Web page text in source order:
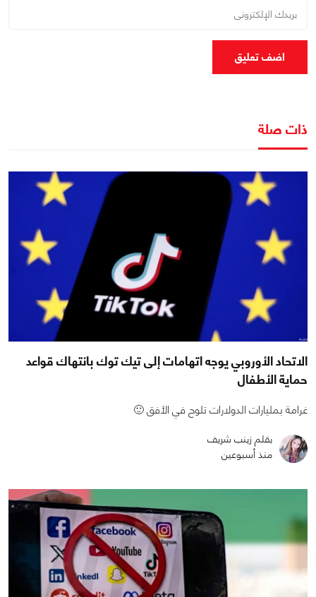
اضف تعليق
ذات صلة
الاتحاد الأوروبي يوجه اتهامات إلى تيك توك بانتهاك قواعد
حماية الأطفال
غرامة بمليارات الدولارات تلوح في الأفق 🙂
بقلم زينب شريف
منذ أسبوعين